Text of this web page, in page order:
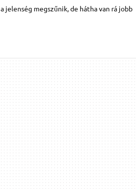
jelenség megszűnik, de hátha van rá jobb